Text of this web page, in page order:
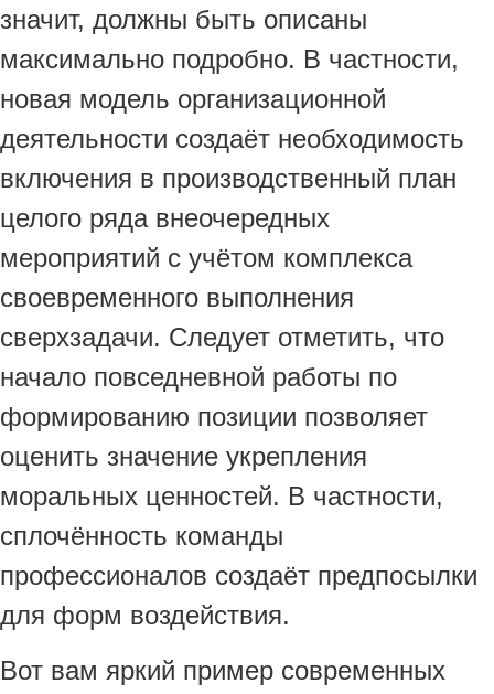
значит, должны быть описаны
максимально подробно. В частности,
новая модель организационной
деятельности создаёт необходимость
включения в производственный план
целого ряда внеочередных
мероприятий с учётом комплекса
своевременного выполнения
сверхзадачи. Следует отметить, что
начало повседневной работы по
формированию позиции позволяет
оценить значение укрепления
моральных ценностей. В частности,
сплочённость команды
профессионалов создаёт предпосылки
для форм воздействия.
Вот вам яркий пример современных